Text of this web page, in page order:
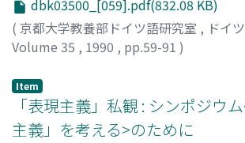
dbk03500_[059].pdf(832.08 KB)
( 京都大学教養部ドイツ語研究室 , ドイ
Volume 35 , 1990 , pp.59-91 )
Item
「表現主義」私観 : シンポジウ
主義」を考える>のために